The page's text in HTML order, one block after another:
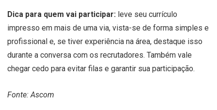
Dica para quem vai participar: leve seu currículo
impresso em mais de uma via, vista-se de forma simples e
profissional e, se tiver experiência na área, destaque isso
durante a conversa com os recrutadores. Também vale
chegar cedo para evitar filas e garantir sua participação.
Fonte: Ascom